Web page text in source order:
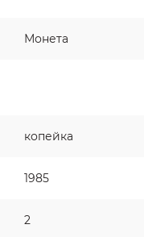
Монета
копейка
1985
2